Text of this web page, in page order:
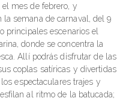
mes de febrero, y
la semana de carnaval, del 9
principales escenarios el
donde se concentra la
Allí podrás disfrutar de las
coplas satíricas y divertidas
espectaculares trajes y
al ritmo de la batucada;